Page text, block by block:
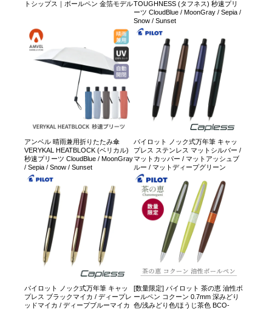
トシップス｜ボールペン 金箔モデルTOUGHNESS (タフネス) 秒速プリ
ーツ CloudBlue / MoonGray / Sepia /
Snow / Sunset
アンベル 晴雨兼用折りたたみ傘
VERYKAL HEATBLOCK (ベリカル)
秒速プリーツ CloudBlue / MoonGray
/ Sepia / Snow / Sunset
パイロット ノック式万年筆 キャッ
プレス ステンレス マットシルバー /
マットカッパー / マットアッシュブ
ルー / マットディープグリーン
パイロット ノック式万年筆 キャッ
プレス ブラックマイカ / ディープレ
ッドマイカ / ディープブルーマイカ
[数量限定] パイロット 茶の恵 油性ボ
ールペン コクーン 0.7mm 深みどり
色/浅みどり色/ほうじ茶色 BCO-